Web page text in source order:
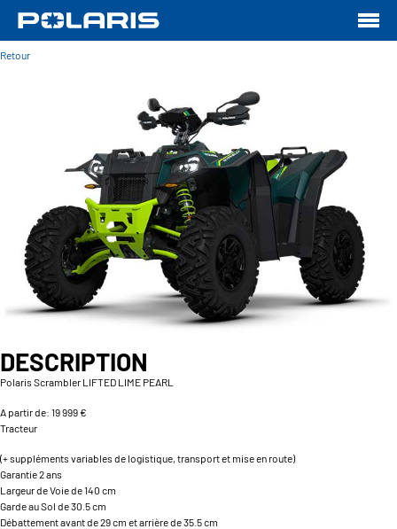
Retour
DESCRIPTION
Polaris Scrambler LIFTED LIME PEARL
A partir de: 19 999 €
Tracteur
(+ suppléments variables de logistique, transport et mise en route)
Garantie 2 ans
Largeur de Voie de 140 cm
Garde au Sol de 30.5 cm
Débattement avant de 29 cm et arrière de 35.5 cm